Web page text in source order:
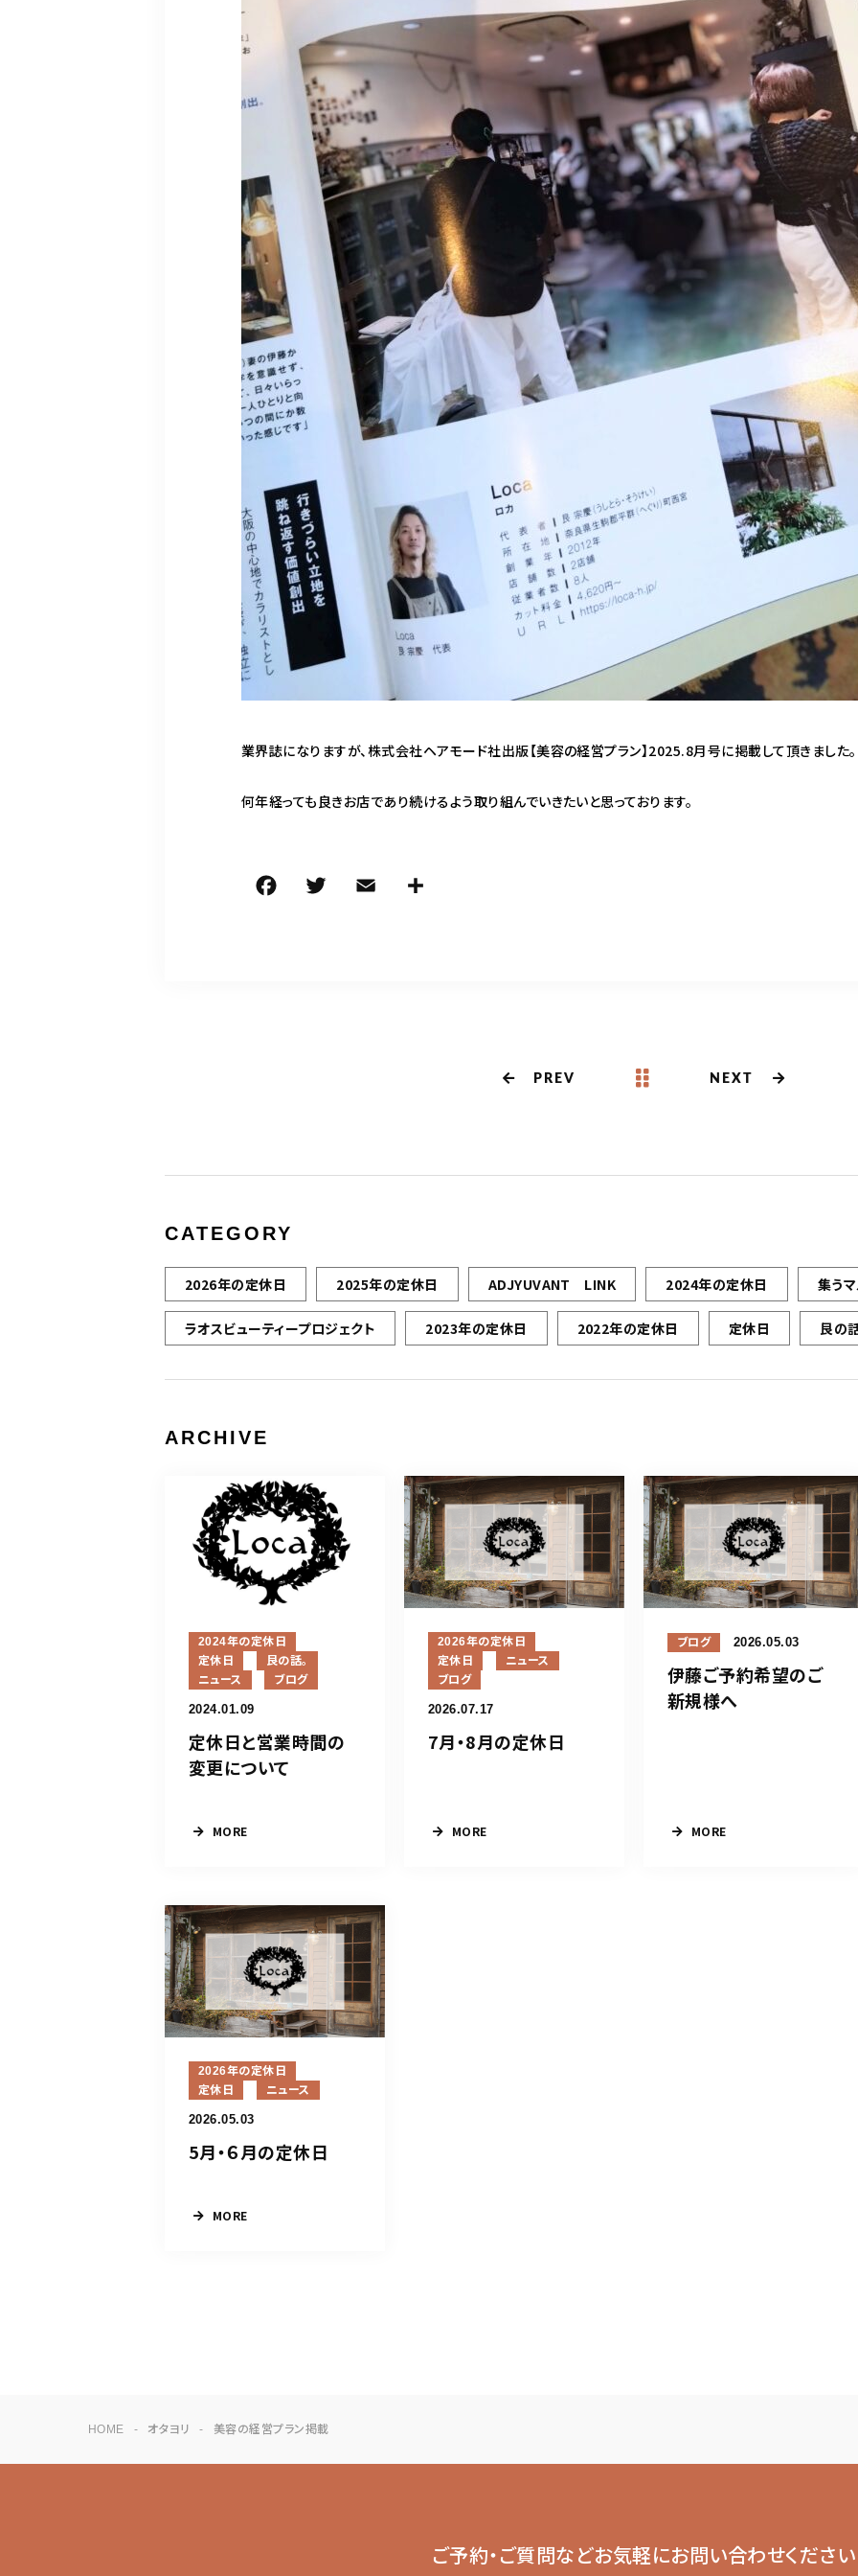
業界誌になりますが、株式会社ヘアモード社出版【美容の経営プラン】2025.8月号に掲載して頂きました。
何年経っても良きお店であり続けるよう取り組んでいきたいと思っております。
PREV NEXT
CATEGORY
2026年の定休日 2025年の定休日 ADJYUVANT LINK 2024年の定休日 集う
ラオスビューティープロジェクト 2023年の定休日 2022年の定休日 定休日 艮の
ARCHIVE
2024年の定休日
定休日
艮の話。
ニュース
ブログ
2024.01.09
定休日と営業時間の
変更について
MORE
2026年の定休日
定休日
ニュース
ブログ
2026.07.17
7月・8月の定休日
MORE
ブログ 2026.05.03
伊藤ご予約希望のご
新規様へ
MORE
2026年の定休日
定休日
ニュース
2026.05.03
5月・６月の定休日
MORE
HOME オタヨリ 美容の経営プラン掲載
ご予約・ご質問などお気軽にお問い合わせください